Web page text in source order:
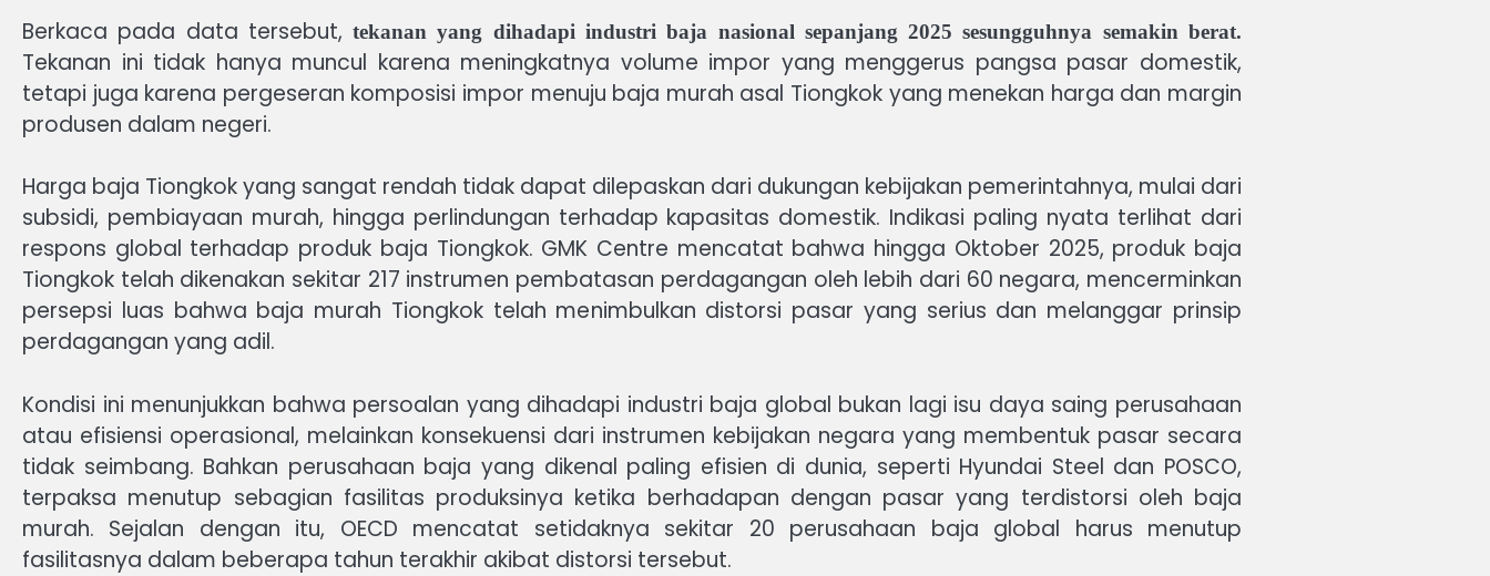
Berkaca pada data tersebut,tekanan yang dihadapi industri baja nasional sepanjang 2025 sesungguhnya semakin berat.
Tekanan ini tidak hanya muncul karena meningkatnya volume impor yang menggerus pangsa pasar domestik,
tetapi juga karena pergeseran komposisi impor menuju baja murah asal Tiongkok yang menekan harga dan margin
produsen dalam negeri.
Harga baja Tiongkok yang sangat rendah tidak dapat dilepaskan dari dukungan kebijakan pemerintahnya, mulai dari
subsidi, pembiayaan murah, hingga perlindungan terhadap kapasitas domestik. Indikasi paling nyata terlihat dari
respons global terhadap produk baja Tiongkok. GMK Centre mencatat bahwa hingga Oktober 2025, produk baja
Tiongkok telah dikenakan sekitar 217 instrumen pembatasan perdagangan oleh lebih dari 60 negara, mencerminkan
persepsi luas bahwa baja murah Tiongkok telah menimbulkan distorsi pasar yang serius dan melanggar prinsip
perdagangan yang adil.
Kondisi ini menunjukkan bahwa persoalan yang dihadapi industri baja global bukan lagi isu daya saing perusahaan
atau efisiensi operasional, melainkan konsekuensi dari instrumen kebijakan negara yang membentuk pasar secara
tidak seimbang. Bahkan perusahaan baja yang dikenal paling efisien di dunia, seperti Hyundai Steel dan POSCO,
terpaksa menutup sebagian fasilitas produksinya ketika berhadapan dengan pasar yang terdistorsi oleh baja
murah. Sejalan dengan itu, OECD mencatat setidaknya sekitar 20 perusahaan baja global harus menutup
fasilitasnya dalam beberapa tahun terakhir akibat distorsi tersebut.